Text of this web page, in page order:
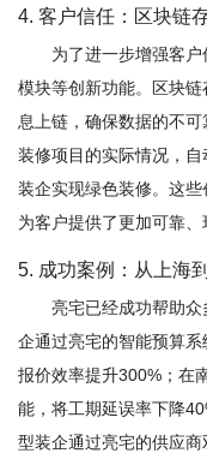
4. 客户信任：区块链
为了进一步增强客
模块等创新功能。区块
息上链，确保数据的不
装修项目的实际情况，
装企实现绿色装修。这
为客户提供了更加可靠、
5. 成功案例：从上海
亮宅已经成功帮助
企通过亮宅的智能预算
报价效率提升300%；在
能，将工期延误率下降
型装企通过亮宅的供应